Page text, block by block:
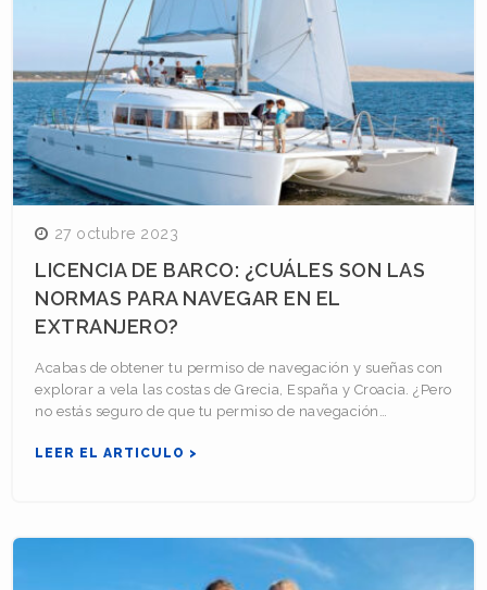
27 octubre 2023
LICENCIA DE BARCO: ¿CUÁLES SON LAS
NORMAS PARA NAVEGAR EN EL
EXTRANJERO?
Acabas de obtener tu permiso de navegación y sueñas con
explorar a vela las costas de Grecia, España y Croacia. ¿Pero
no estás seguro de que tu permiso de navegación…
LEER EL ARTICULO >